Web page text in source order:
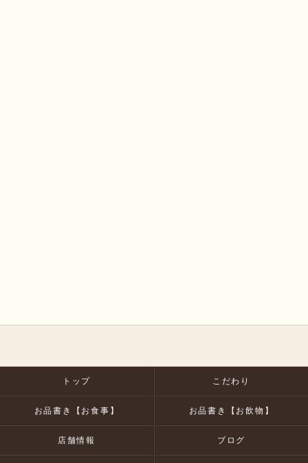
トップ こだわり
お品書き【お食事】 お品書き【お飲物】
店舗情報 ブログ